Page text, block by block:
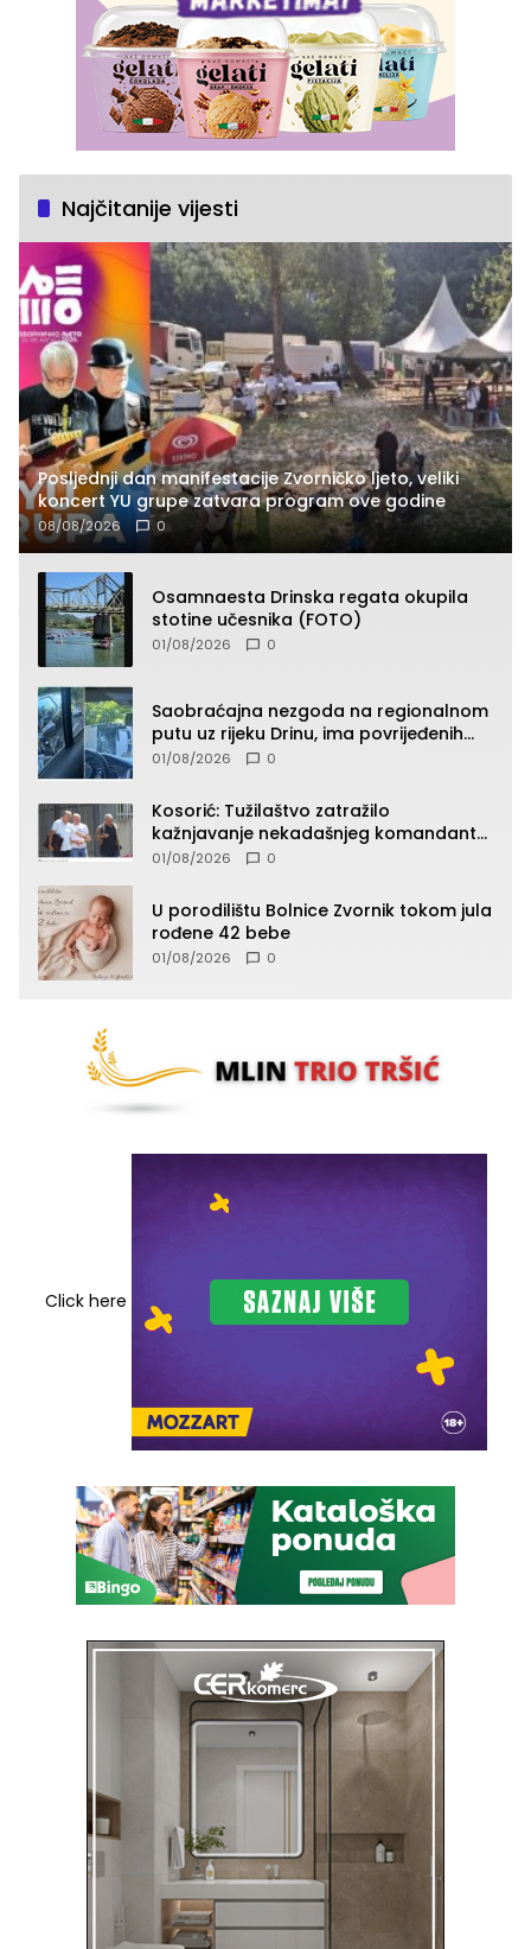
Najčitanije vijesti
Posljednji dan manifestacije Zvorničko ljeto, veliki
koncert YU grupe zatvara program ove godine
08/08/2026 0
Osamnaesta Drinska regata okupila
stotine učesnika (FOTO)
01/08/2026 0
Saobraćajna nezgoda na regionalnom
putu uz rijeku Drinu, ima povrijeđenih
lica (FOTO)
01/08/2026 0
Kosorić: Tužilaštvo zatražilo
kažnjavanje nekadašnjeg komandanta
Vlaseničke brigade
01/08/2026 0
U porodilištu Bolnice Zvornik tokom jula
rođene 42 bebe
01/08/2026 0
Click here